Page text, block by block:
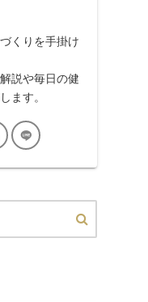
くりを手掛け
説や毎日の健
ます。